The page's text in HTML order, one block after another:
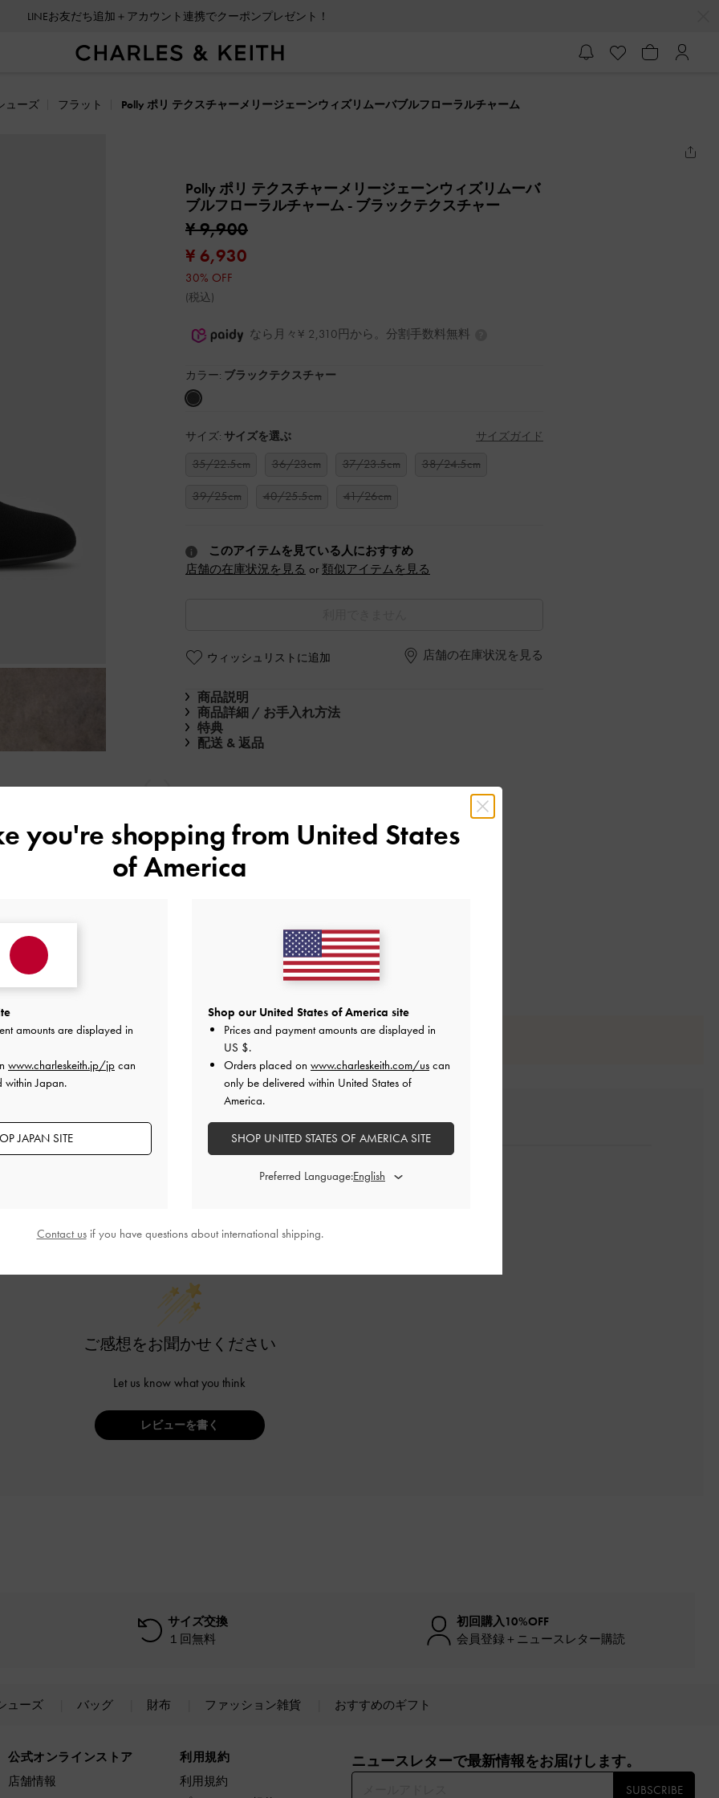
LINEお友だち追加＋アカウント連携でクーポンプレゼント！
ューズ フラット Polly ポリ テクスチャーメリージェーンウィズリムーバブルフローラルチャーム
Polly ポリ テクスチャーメリージェーンウィズリムーバ
ブルフローラルチャーム - ブラックテクスチャー
¥ 9,900
¥ 6,930
30% OFF
(税込)
なら月々¥ 2,310円から。分割手数料無料
カラー: ブラックテクスチャー
サイズ: サイズを選ぶ サイズガイド
35/22.5cm 36/23cm 37/23.5cm
38/24.5cm
39/25cm
40/25.5cm 41/26cm
このアイテムを見ている人におすすめ
店舗の在庫状況を見る or 類似アイテムを見る
ウィッシュリストに追加 店舗の在庫状況を見る
商品説明
商品詳細 / お手入れ方法
特典
配送 & 返品
戻る次
レビューは購入した方のみ投稿ができます。
ご感想をお聞かせください
Let us know what you think
レビューを書く
サイズ交換
１回無料
初回購入10%OFF
会員登録＋ニュースレター購読
ューズ バッグ 財布 ファッション雑貨 おすすめのギフト
公式オンラインストア
店舗情報
利用規約
利用規約
ニュースレターで最新情報をお届けします。​
SUBSCRIBE
you're shopping from United States
of America
amounts are displayed in
www.charleskeith.jp/jp can
within Japan.
JAPAN SITE
Shop our United States of America site
Prices and payment amounts are displayed in
US $.
Orders placed on www.charleskeith.com/us can
only be delivered within United States of
America.
SHOP UNITED STATES OF AMERICA SITE
Preferred Language:
Contact usif you have questions about international shipping.